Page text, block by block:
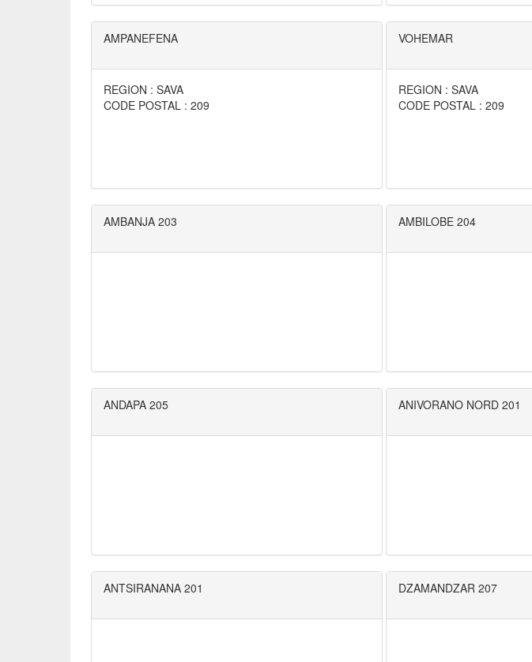
AMPANEFENA
REGION : SAVA
CODE POSTAL : 209
VOHEMAR
REGION : SAVA
CODE POSTAL : 209
AMBANJA 203 AMBILOBE 204
ANDAPA 205 ANIVORANO NORD 201
ANTSIRANANA 201 DZAMANDZAR 207